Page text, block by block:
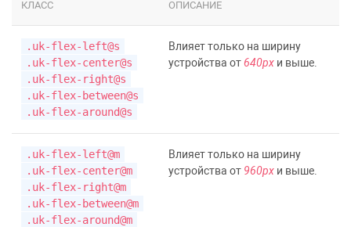
КЛАСС ОПИСАНИЕ
.uk-flex-left@s
.uk-flex-center@s
.uk-flex-right@s
.uk-flex-between@s
.uk-flex-around@s
Влияет только на ширину
устройства от640px и выше.
.uk-flex-left@m
.uk-flex-center@m
.uk-flex-right@m
.uk-flex-between@m
.uk-flex-around@m
Влияет только на ширину
устройства от 960px и выше.